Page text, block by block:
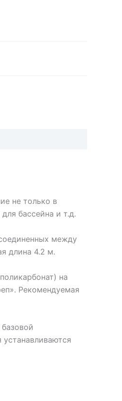
не только в
бассейна и т.д.
между
длина 4.2 м.
на
Рекомендуемая